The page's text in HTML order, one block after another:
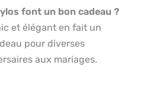
font un bon cadeau ?
et élégant en fait un
pour diverses
aux mariages.